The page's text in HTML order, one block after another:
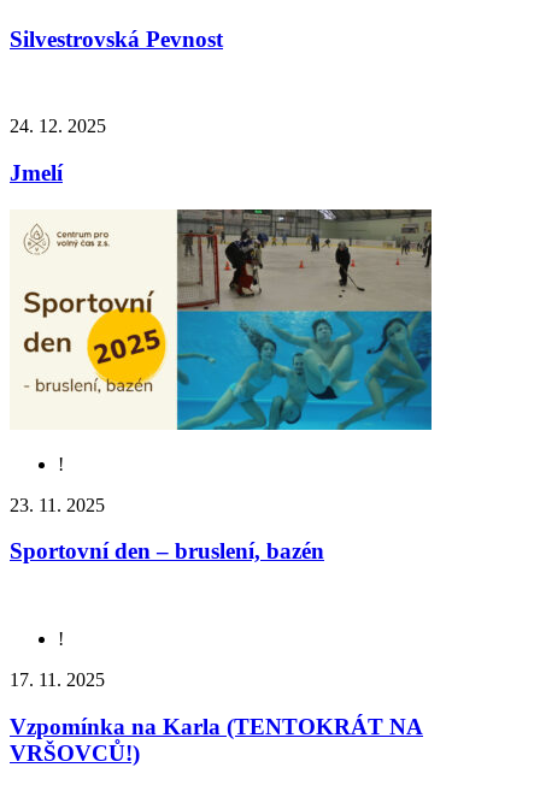
Silvestrovská Pevnost
24. 12. 2025
Jmelí
!
23. 11. 2025
Sportovní den – bruslení, bazén
!
17. 11. 2025
Vzpomínka na Karla (TENTOKRÁT NA
VRŠOVCŮ!)